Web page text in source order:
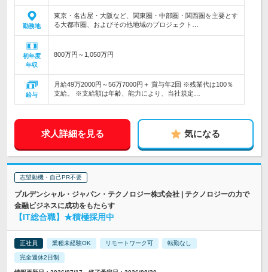
勤務地
東京・名古屋・大阪など、関東圏・中部圏・関西圏を主要とす
る大都市圏、およびその他地域のプロジェクト…
初年度
年収
800万円～1,050万円
給与
月給49万2000円～56万7000円＋ 賞与年2回 ※残業代は100％
支給。 ※支給額は年齢、能力により、当社規定…
求人詳細を見る 気になる
志望動機・自己PR不要
プルデンシャル・ジャパン・テクノロジー株式会社 | テクノロジーの力で
金融ビジネスに成功をもたらす
【IT総合職】★積極採用中
正社員 業種未経験OK リモートワーク可 転勤なし
完全週休2日制